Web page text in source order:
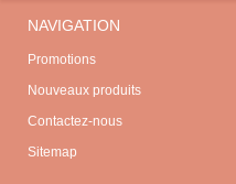
NAVIGATION
Promotions
Nouveaux produits
Contactez-nous
Sitemap